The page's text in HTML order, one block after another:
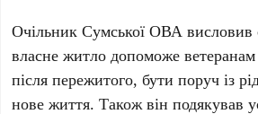
Очільник Сумської ОВА висловив
власне житло допоможе
після пережитого, бути поруч із
нове життя. Також він подякував